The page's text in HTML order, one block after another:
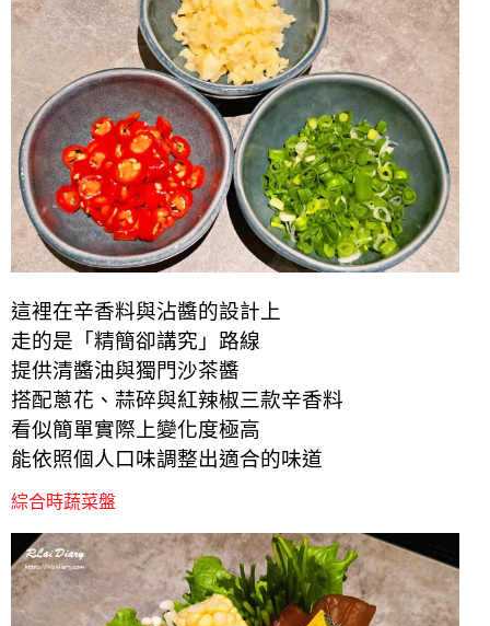
這裡在辛香料與沾醬的設計上
走的是「精簡卻講究」路線
提供清醬油與獨門沙茶醬
搭配蔥花、蒜碎與紅辣椒三款辛香料
看似簡單實際上變化度極高
能依照個人口味調整出適合的味道
綜合時蔬菜盤